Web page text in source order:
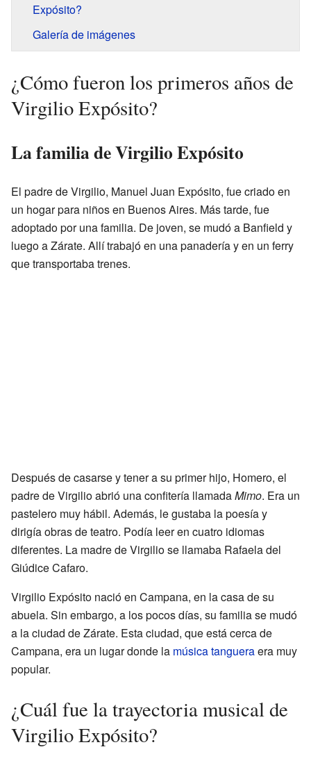
Expósito?
Galería de imágenes
¿Cómo fueron los primeros años de
Virgilio Expósito?
La familia de Virgilio Expósito
El padre de Virgilio, Manuel Juan Expósito, fue criado en
un hogar para niños en Buenos Aires. Más tarde, fue
adoptado por una familia. De joven, se mudó a Banfield y
luego a Zárate. Allí trabajó en una panadería y en un ferry
que transportaba trenes.
Después de casarse y tener a su primer hijo, Homero, el
padre de Virgilio abrió una confitería llamadaMimo. Era un
pastelero muy hábil. Además, le gustaba la poesía y
dirigía obras de teatro. Podía leer en cuatro idiomas
diferentes. La madre de Virgilio se llamaba Rafaela del
Giúdice Cafaro.
Virgilio Expósito nació en Campana, en la casa de su
abuela. Sin embargo, a los pocos días, su familia se mudó
a la ciudad de Zárate. Esta ciudad, que está cerca de
Campana, era un lugar donde la música tangueraera muy
popular.
¿Cuál fue la trayectoria musical de
Virgilio Expósito?